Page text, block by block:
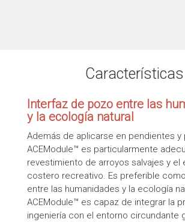
Características
Interfaz de pozo entre las
y la ecología natural
Además de aplicarse en pendientes y
ACEModule™ es particularmente
revestimiento de arroyos salvajes y el
costero recreativo. Es preferible
entre las humanidades y la ecología
ACEModule™ es capaz de integrar la
ingeniería con el entorno circundante